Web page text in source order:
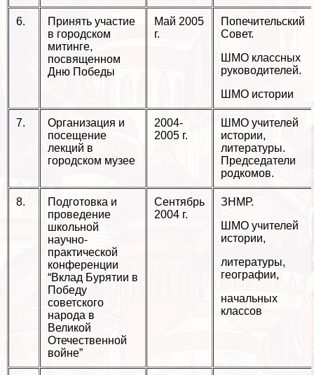
6.
Принять участие
в городском
митинге,
посвященном
Дню Победы
Май 2005
г.
Попечительский
Совет.
ШМО классных
руководителей.
ШМО истории
7.
Организация и
посещение
лекций в
городском музее
2004-
2005 г.
ШМО учителей
истории,
литературы.
Председатели
родкомов.
8.
Подготовка и
проведение
школьной
научно-
пpaктической
конференции
“Вклад Бурятии в
Победу
советского
народа в
Великой
Отечественной
войне”
Сентябрь
2004 г.
ЗНМР.
ШМО учителей
истории,
литературы,
географии,
начальных
классов